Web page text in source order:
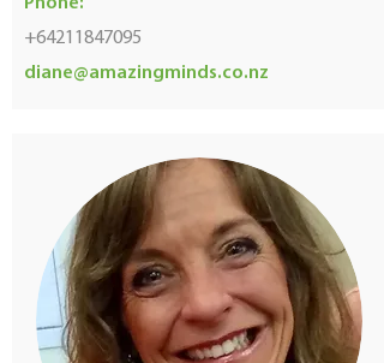
+64211847095
diane@amazingminds.co.nz